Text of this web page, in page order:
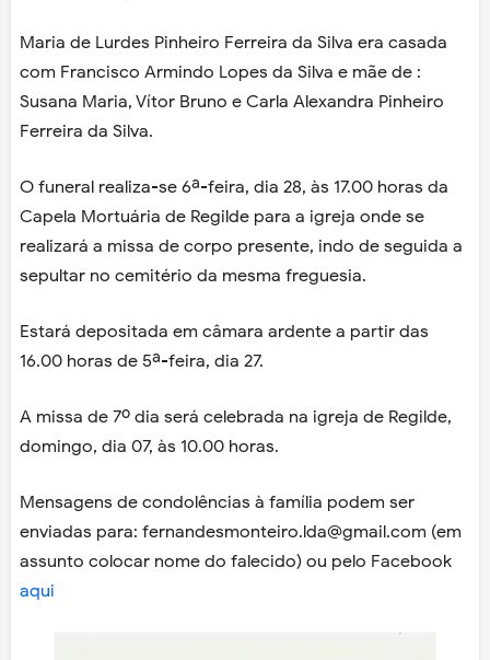
Maria de Lurdes Pinheiro Ferreira da Silva era casada
com Francisco Armindo Lopes da Silva e mãe de :
Susana Maria, Vítor Bruno e Carla Alexandra Pinheiro
Ferreira da Silva.
O funeral realiza-se 6ª-feira, dia 28, às 17.00 horas da
Capela Mortuária de Regilde para a igreja onde se
realizará a missa de corpo presente, indo de seguida a
sepultar no cemitério da mesma freguesia.
Estará depositada em câmara ardente a partir das
16.00 horas de 5ª-feira, dia 27.
A missa de 7º dia será celebrada na igreja de Regilde,
domingo, dia 07, às 10.00 horas.
Mensagens de condolências à família podem ser
enviadas para: fernandesmonteiro.lda@gmail.com (em
assunto colocar nome do falecido) ou pelo Facebook
aqui